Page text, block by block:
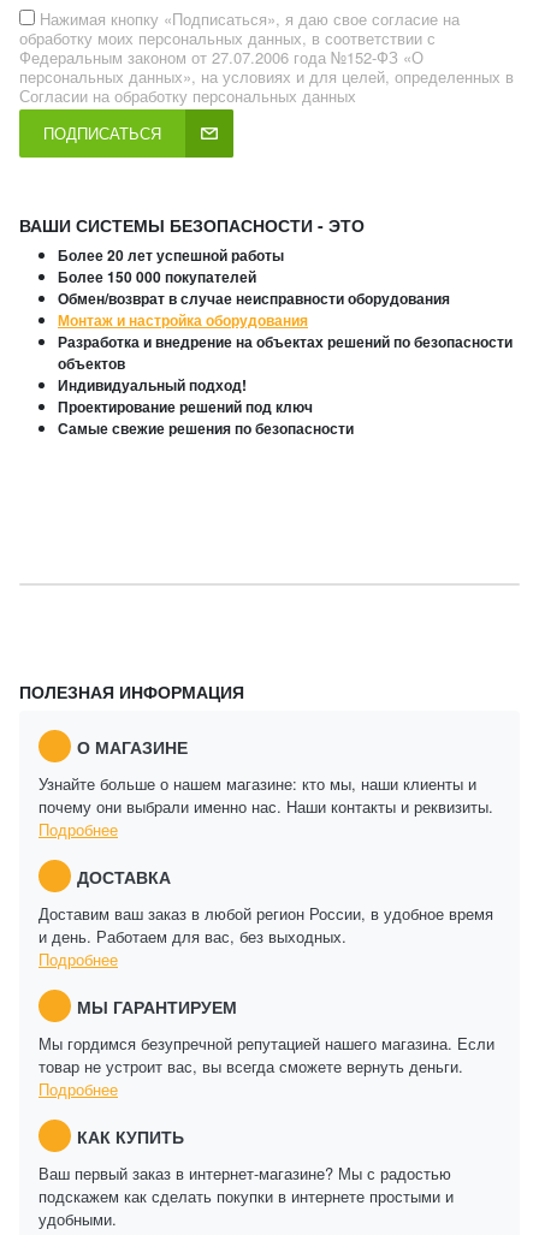
Нажимая кнопку «Подписаться», я даю свое согласие на
обработку моих персональных данных, в соответствии с
Федеральным законом от 27.07.2006 года №152-ФЗ «О
персональных данных», на условиях и для целей, определенных в
Согласии на обработку персональных данных
ПОДПИСАТЬСЯ
ВАШИ СИСТЕМЫ БЕЗОПАСНОСТИ - ЭТО
Более 20 лет успешной работы
Более 150 000 покупателей
Обмен/возврат в случае неисправности оборудования
Монтаж и настройка оборудования
Разработка и внедрение на объектах решений по безопасности
объектов
Индивидуальный подход!
Проектирование решений под ключ
Самые свежие решения по безопасности
ПОЛЕЗНАЯ ИНФОРМАЦИЯ
О МАГАЗИНЕ
Узнайте больше о нашем магазине: кто мы, наши клиенты и
почему они выбрали именно нас. Наши контакты и реквизиты.
Подробнее
ДОСТАВКА
Доставим ваш заказ в любой регион России, в удобное время
и день. Работаем для вас, без выходных.
Подробнее
МЫ ГАРАНТИРУЕМ
Мы гордимся безупречной репутацией нашего магазина. Если
товар не устроит вас, вы всегда сможете вернуть деньги.
Подробнее
КАК КУПИТЬ
Ваш первый заказ в интернет-магазине? Мы с радостью
подскажем как сделать покупки в интернете простыми и
удобными.